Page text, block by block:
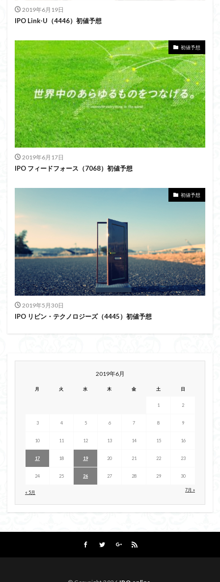
2019年6月19日
IPO Link-U（4446）初値予想
初値予想
2019年6月17日
IPO フィードフォース（7068）初値予想
初値予想
2019年5月30日
IPO リビン・テクノロジーズ（4445）初値予想
2019年6月
月 火 水 木 金 土 日
« 5月 7月 »
1 2
3 4 5 6 7 8 9
10 11 12 13 14 15 16
17 18 19 20 21 22 23
24 25 26 27 28 29 30